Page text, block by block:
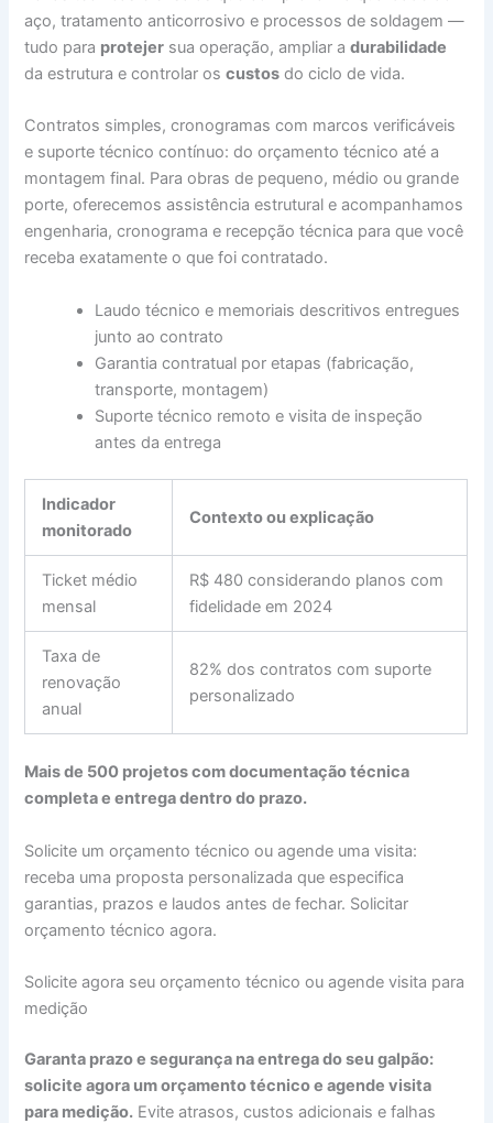
aço, tratamento anticorrosivo e processos de soldagem —
tudo para protejer sua operação, ampliar adurabilidade
da estrutura e controlar oscustos do ciclo de vida.
Contratos simples, cronogramas com marcos verificáveis
e suporte técnico contínuo: do orçamento técnico até a
montagem final. Para obras de pequeno, médio ou grande
porte, oferecemos assistência estrutural e acompanhamos
engenharia, cronograma e recepção técnica para que você
receba exatamente o que foi contratado.
Laudo técnico e memoriais descritivos entregues
junto ao contrato
Garantia contratual por etapas (fabricação,
transporte, montagem)
Suporte técnico remoto e visita de inspeção
antes da entrega
Indicador
monitorado
Contexto ou explicação
Ticket médio
mensal
R$ 480 considerando planos com
fidelidade em 2024
Taxa de
renovação
anual
82% dos contratos com suporte
personalizado
Mais de 500 projetos com documentação técnica
completa e entrega dentro do prazo.
Solicite um orçamento técnico ou agende uma visita:
receba uma proposta personalizada que especifica
garantias, prazos e laudos antes de fechar. Solicitar
orçamento técnico agora.
Solicite agora seu orçamento técnico ou agende visita para
medição
Garanta prazo e segurança na entrega do seu galpão:
solicite agora um orçamento técnico e agende visita
para medição. Evite atrasos, custos adicionais e falhas